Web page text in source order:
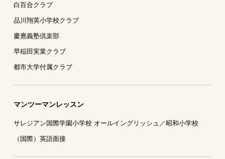
白百合クラブ
品川翔英小学校クラブ
慶應義塾倶楽部
早稲田実業クラブ
都市大学付属クラブ
マンツーマンレッスン
サレジアン国際学園小学校 オールイングリッシュ／昭和小学校
（国際）英語面接